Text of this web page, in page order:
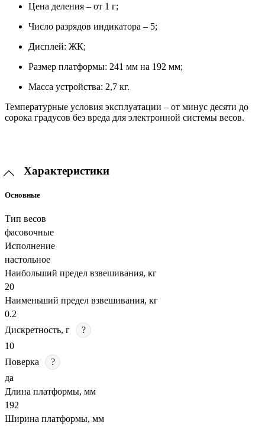
Цена деления – от 1 г;
Число разрядов индикатора – 5;
Дисплей: ЖК;
Размер платформы: 241 мм на 192 мм;
Масса устройства: 2,7 кг.
Температурные условия эксплуатации – от минус десяти до
сорока градусов без вреда для электронной системы весов.
Характеристики
Основные
Тип весов
фасовочные
Исполнение
настольное
Наибольший предел взвешивания, кг
20
Наименьший предел взвешивания, кг
0.2
Дискретность, г
?
10
Поверка
?
да
Длина платформы, мм
192
Ширина платформы, мм